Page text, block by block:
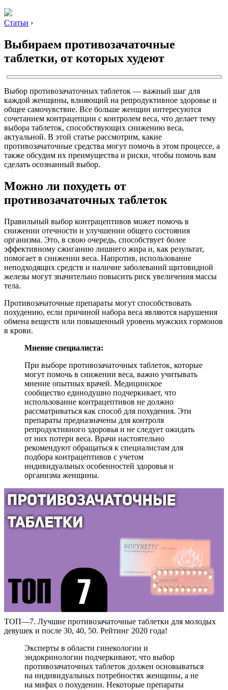
Статьи ›
Выбираем противозачаточные
таблетки, от которых худеют
Выбор противозачаточных таблеток — важный шаг для
каждой женщины, влияющий на репродуктивное здоровье и
общее самочувствие. Все больше женщин интересуются
сочетанием контрацепции с контролем веса, что делает тему
выбора таблеток, способствующих снижению веса,
актуальной. В этой статье рассмотрим, какие
противозачаточные средства могут помочь в этом процессе, а
также обсудим их преимущества и риски, чтобы помочь вам
сделать осознанный выбор.
Можно ли похудеть от
противозачаточных таблеток
Правильный выбор контрацептивов может помочь в
снижении отечности и улучшении общего состояния
организма. Это, в свою очередь, способствует более
эффективному сжиганию лишнего жира и, как результат,
помогает в снижении веса. Напротив, использование
неподходящих средств и наличие заболеваний щитовидной
железы могут значительно повысить риск увеличения массы
тела.
Противозачаточные препараты могут способствовать
похудению, если причиной набора веса являются нарушения
обмена веществ или повышенный уровень мужских гормонов
в крови.
Мнение специалиста:
При выборе противозачаточных таблеток, которые
могут помочь в снижении веса, важно учитывать
мнение опытных врачей. Медицинское
сообщество единодушно подчеркивает, что
использование контрацептивов не должно
рассматриваться как способ для похудения. Эти
препараты предназначены для контроля
репродуктивного здоровья и не следует ожидать
от них потери веса. Врачи настоятельно
рекомендуют обращаться к специалистам для
подбора контрацептивов с учетом
индивидуальных особенностей здоровья и
организма женщины.
ТОП—7. Лучшие противозачаточные таблетки для молодых
девушек и после 30, 40, 50. Рейтинг 2020 года!
Эксперты в области гинекологии и
эндокринологии подчеркивают, что выбор
противозачаточных таблеток должен основываться
на индивидуальных потребностях женщины, а не
на мифах о похудении. Некоторые препараты